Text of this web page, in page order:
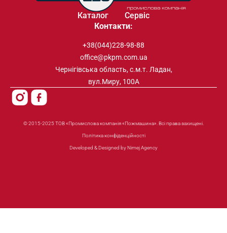
Каталог
Сервіс
Контакти:
+38(044)228-98-88
office@pkpm.com.ua
Чернігівська область, с.м.т. Ладан,
вул.Миру, 100А
© 2015-2025 ТОВ «Промислова компанія «Пожмашина». Всі права захищені.
Політика конфіденційності
Developed & Designed by Nimej Agency